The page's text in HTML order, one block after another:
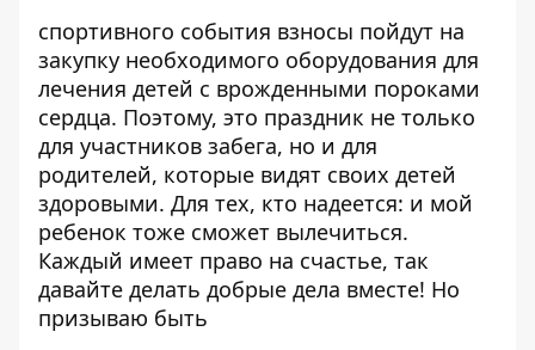
спортивного события взносы пойдут на
закупку необходимого оборудования для
лечения детей с врожденными пороками
сердца. Поэтому, это праздник не только
для участников забега, но и для
родителей, которые видят своих детей
здоровыми. Для тех, кто надеется: и мой
ребенок тоже сможет вылечиться.
Каждый имеет право на счастье, так
давайте делать добрые дела вместе! Но
призываю быть